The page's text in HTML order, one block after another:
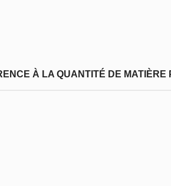
À LA QUANTITÉ DE